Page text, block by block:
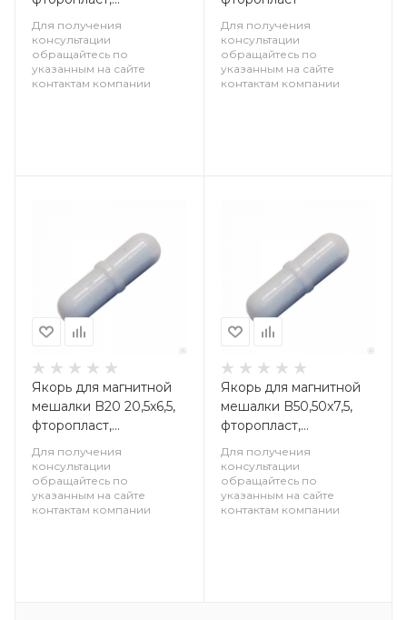
цилиндрический с
кольцевым
утолщением
Для получения
консультации
обращайтесь по
указанным на сайте
контактам компании
Для получения
консультации
обращайтесь по
указанным на сайте
контактам компании
Якорь для магнитной
мешалки B20 20,5x6,5,
фторопласт,
цилиндрический с
кольцевым
утолщением
Для получения
консультации
обращайтесь по
указанным на сайте
контактам компании
Якорь для магнитной
мешалки B50,50x7,5,
фторопласт,
цилиндрический с
кольцевым
утолщением
Для получения
консультации
обращайтесь по
указанным на сайте
контактам компании